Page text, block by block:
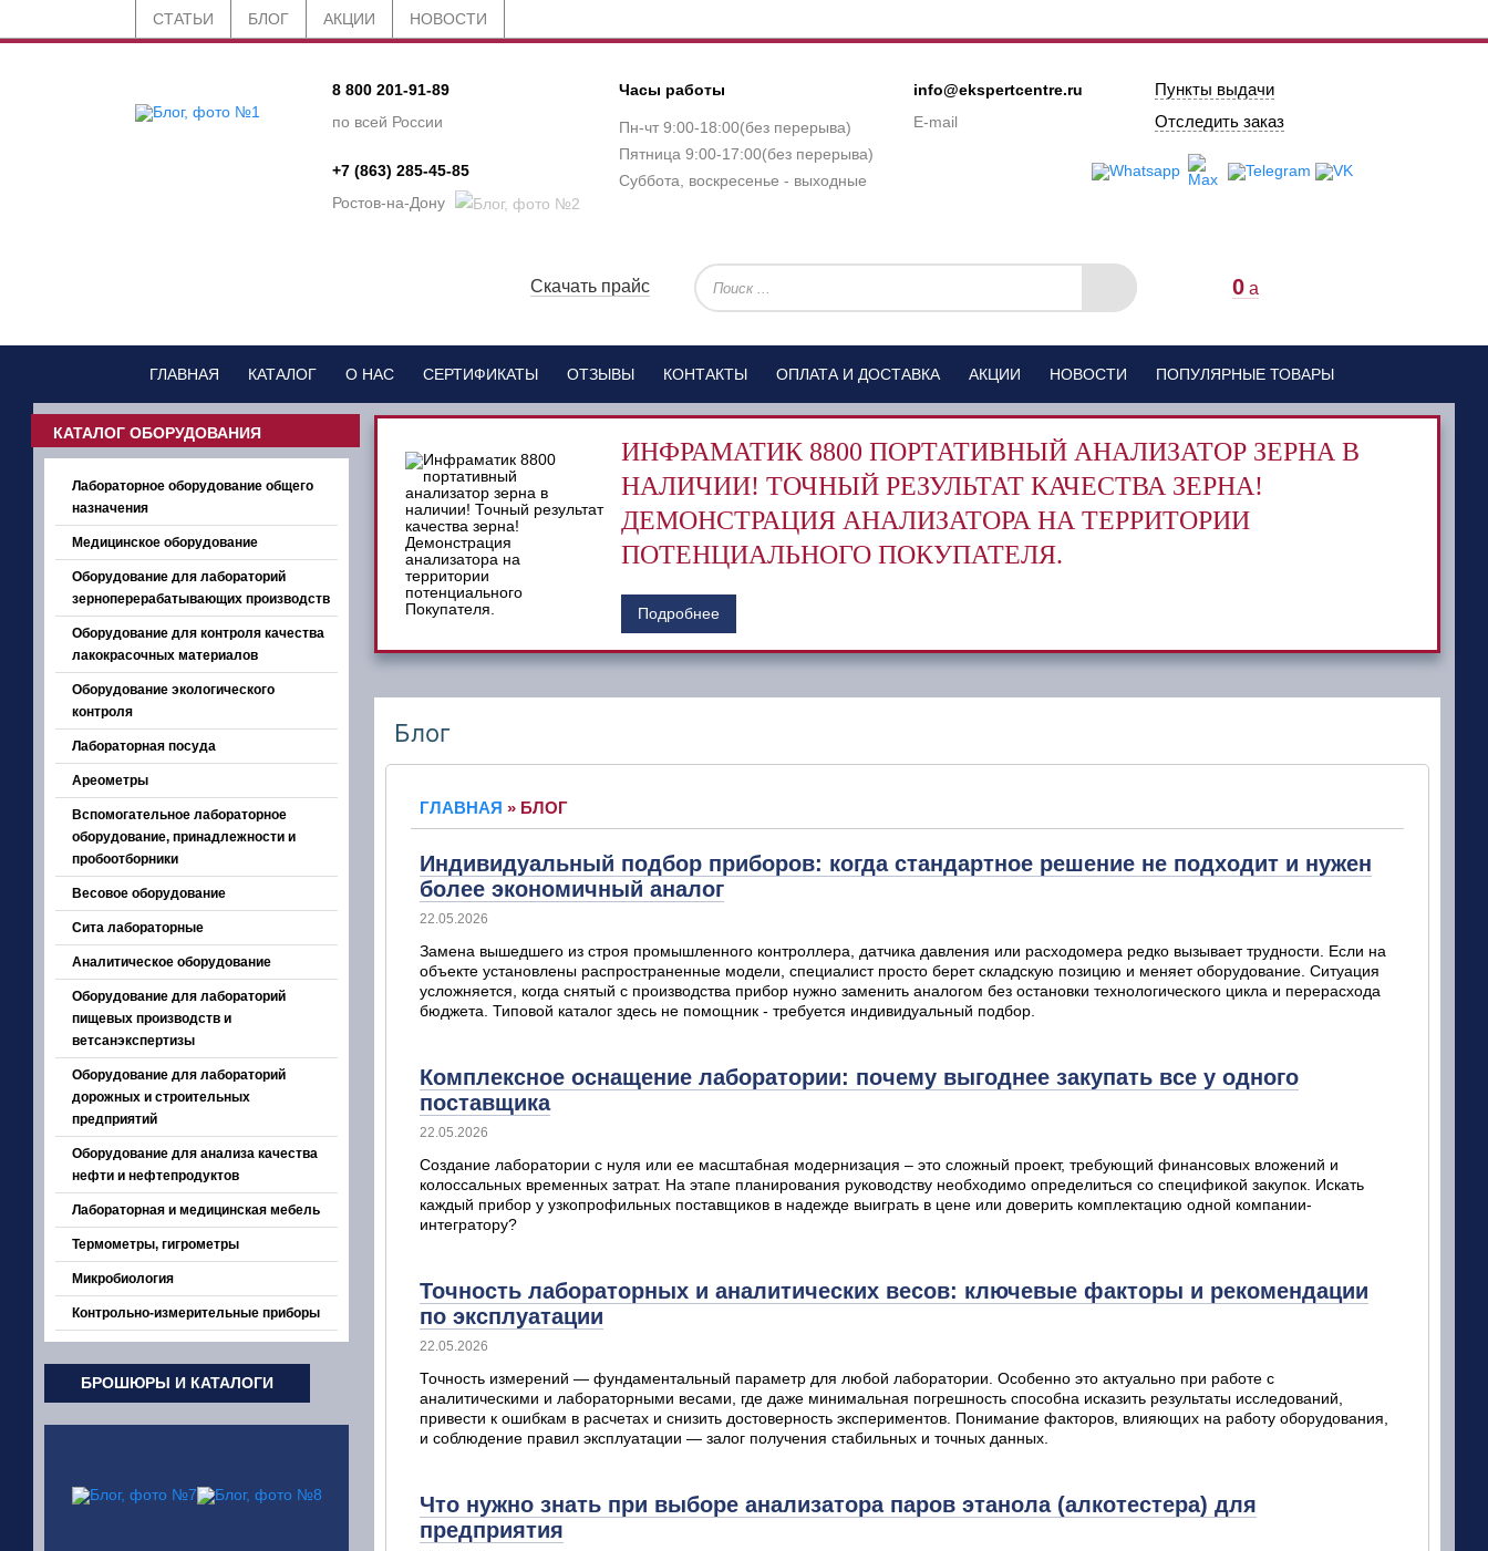
СТАТЬИ БЛОГ АКЦИИ НОВОСТИ
8 800 201-91-89
по всей России
+7 (863) 285-45-85
Ростов-на-Дону
Часы работы
Пн-чт 9:00-18:00(без перерыва)
Пятница 9:00-17:00(без перерыва)
Суббота, воскресенье - выходные
info@ekspertcentre.ru
E-mail
Пункты выдачи
Отследить заказ
0 a
Скачать прайс
ГЛАВНАЯ КАТАЛОГ О НАС СЕРТИФИКАТЫ ОТЗЫВЫ КОНТАКТЫ ОПЛАТА И ДОСТАВКА АКЦИИ НОВОСТИ ПОПУЛЯРНЫЕ ТОВАРЫ
КАТАЛОГ ОБОРУДОВАНИЯ
Лабораторное оборудование общего
назначения
Медицинское оборудование
Оборудование для лабораторий
зерноперерабатывающих производств
Оборудование для контроля качества
лакокрасочных материалов
Оборудование экологического
контроля
Лабораторная посуда
Ареометры
Вспомогательное лабораторное
оборудование, принадлежности и
пробоотборники
Весовое оборудование
Сита лабораторные
Аналитическое оборудование
Оборудование для лабораторий
пищевых производств и
ветсанэкспертизы
Оборудование для лабораторий
дорожных и строительных
предприятий
Оборудование для анализа качества
нефти и нефтепродуктов
Лабораторная и медицинская мебель
Термометры, гигрометры
Микробиология
Контрольно-измерительные приборы
БРОШЮРЫ И КАТАЛОГИ
ИНФРАМАТИК 8800 ПОРТАТИВНЫЙ АНАЛИЗАТОР ЗЕРНА В
НАЛИЧИИ! ТОЧНЫЙ РЕЗУЛЬТАТ КАЧЕСТВА ЗЕРНА!
ДЕМОНСТРАЦИЯ АНАЛИЗАТОРА НА ТЕРРИТОРИИ
ПОТЕНЦИАЛЬНОГО ПОКУПАТЕЛЯ.
Подробнее
Блог
ГЛАВНАЯ » БЛОГ
Индивидуальный подбор приборов: когда стандартное решение не подходит и нужен
более экономичный аналог
22.05.2026
Замена вышедшего из строя промышленного контроллера, датчика давления или расходомера редко вызывает трудности. Если на
объекте установлены распространенные модели, специалист просто берет складскую позицию и меняет оборудование. Ситуация
усложняется, когда снятый с производства прибор нужно заменить аналогом без остановки технологического цикла и перерасхода
бюджета. Типовой каталог здесь не помощник - требуется индивидуальный подбор.
Комплексное оснащение лаборатории: почему выгоднее закупать все у одного
поставщика
22.05.2026
Создание лаборатории с нуля или ее масштабная модернизация – это сложный проект, требующий финансовых вложений и
колоссальных временных затрат. На этапе планирования руководству необходимо определиться со спецификой закупок. Искать
каждый прибор у узкопрофильных поставщиков в надежде выиграть в цене или доверить комплектацию одной компании-
интегратору?
Точность лабораторных и аналитических весов: ключевые факторы и рекомендации
по эксплуатации
22.05.2026
Точность измерений — фундаментальный параметр для любой лаборатории. Особенно это актуально при работе с
аналитическими и лабораторными весами, где даже минимальная погрешность способна исказить результаты исследований,
привести к ошибкам в расчетах и снизить достоверность экспериментов. Понимание факторов, влияющих на работу оборудования,
и соблюдение правил эксплуатации — залог получения стабильных и точных данных.
Что нужно знать при выборе анализатора паров этанола (алкотестера) для
предприятия